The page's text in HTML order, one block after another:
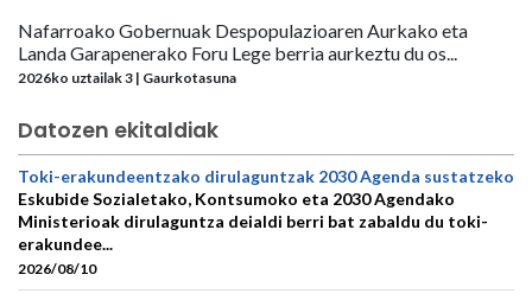
Nafarroako Gobernuak Despopulazioaren Aurkako eta
Landa Garapenerako Foru Lege berria aurkeztu du os...
2026ko uztailak 3 | Gaurkotasuna
Datozen ekitaldiak
Toki-erakundeentzako dirulaguntzak 2030 Agenda sustatzeko
Eskubide Sozialetako, Kontsumoko eta 2030 Agendako
Ministerioak dirulaguntza deialdi berri bat zabaldu du toki-
erakundee...
2026/08/10